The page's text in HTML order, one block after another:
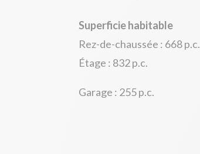
Superficie habitable
Rez-de-chaussée : 668 p.c.
Étage : 832 p.c.
Garage : 255 p.c.